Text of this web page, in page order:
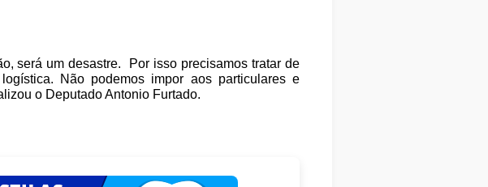
será um desastre. Por isso precisamos tratar de
Não podemos impor aos particulares e
o Deputado Antonio Furtado.